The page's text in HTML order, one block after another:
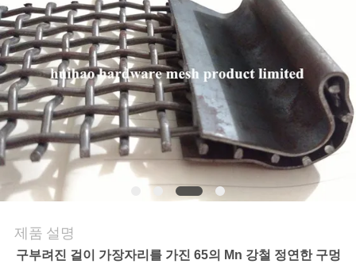
문
의
하
기
뉴
스
제품 설명
구부려진 걸이 가장자리를 가진 65의 Mn 강철 정연한 구멍